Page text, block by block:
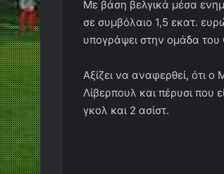
Με βάση βελγικά μέσα
σε συμβόλαιο 1,5 εκατ.
υπογράψει στην ομάδα του
Αξίζει να αναφερθεί, ότι ο
Λίβερπουλ και πέρυσι που
γκολ και 2 ασίστ.